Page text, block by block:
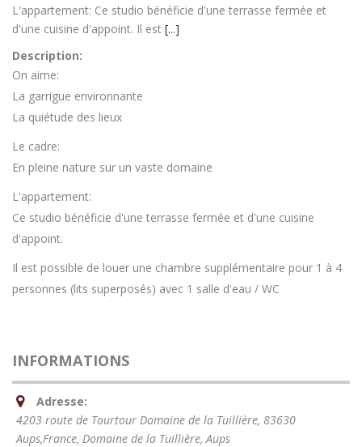
L'appartement: Ce studio bénéficie d'une terrasse fermée et
d'une cuisine d'appoint. Il est [...]
Description:
On aime:
La garrigue environnante
La quiétude des lieux
Le cadre:
En pleine nature sur un vaste domaine
L'appartement:
Ce studio bénéficie d'une terrasse fermée et d'une cuisine
d'appoint.
Il est possible de louer une chambre supplémentaire pour 1 à 4
personnes (lits superposés) avec 1 salle d'eau / WC
INFORMATIONS
Adresse:
4203 route de Tourtour Domaine de la Tuillière, 83630
Aups,France, Domaine de la Tuillière, Aups